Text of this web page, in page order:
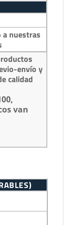
a nuestras
envío y
calidad
van